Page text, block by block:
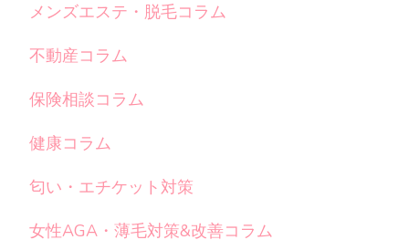
メンズエステ・脱毛コラム
不動産コラム
保険相談コラム
健康コラム
匂い・エチケット対策
女性AGA・薄毛対策&改善コラム